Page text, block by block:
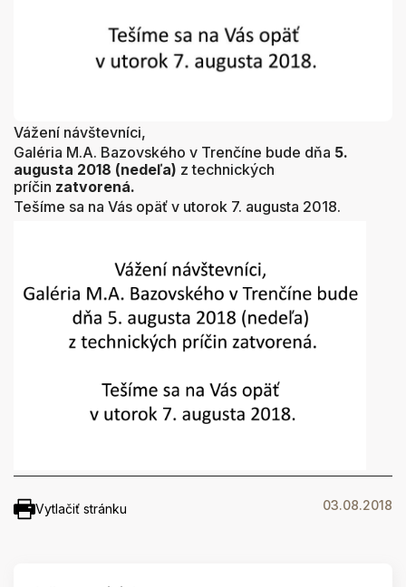
Vážení návštevníci,
Galéria M.A. Bazovského v Trenčíne bude dňa 5.
augusta 2018 (nedeľa) z technických
príčin zatvorená.
Tešíme sa na Vás opäť v utorok 7. augusta 2018.
Vytlačiť stránku 03.08.2018